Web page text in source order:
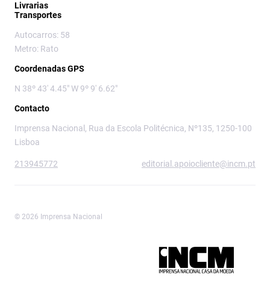
Livrarias
Transportes
Autocarros: 58
Metro: Rato
Coordenadas GPS
N 38º 43' 4.45" W 9º 9' 6.62"
Contacto
Imprensa Nacional, Rua da Escola Politécnica, Nº135, 1250-100
Lisboa
213945772 editorial.apoiocliente@incm.pt
© 2026 Imprensa Nacional